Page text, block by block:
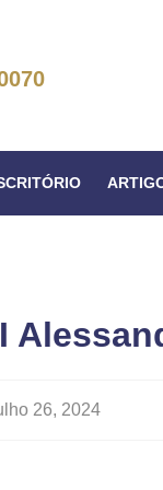
26, 2024